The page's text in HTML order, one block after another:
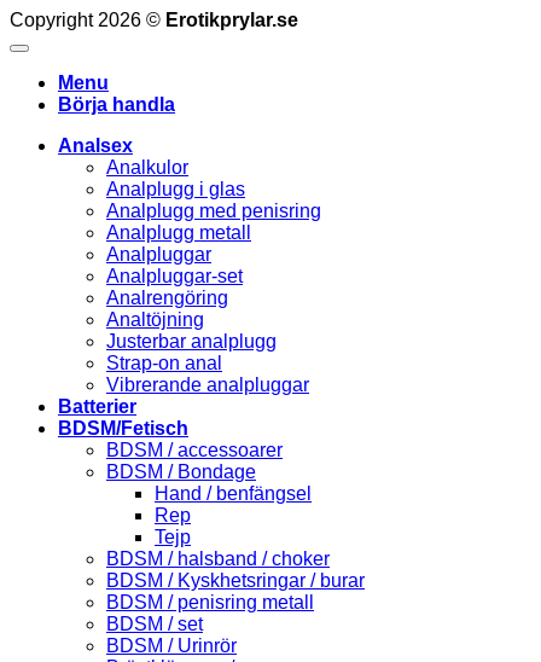
Copyright 2026 © Erotikprylar.se
Menu
Börja handla
Analsex
Analkulor
Analplugg i glas
Analplugg med penisring
Analplugg metall
Analpluggar
Analpluggar-set
Analrengöring
Analtöjning
Justerbar analplugg
Strap-on anal
Vibrerande analpluggar
Batterier
BDSM/Fetisch
BDSM / accessoarer
BDSM / Bondage
Hand / benfängsel
Rep
Tejp
BDSM / halsband / choker
BDSM / Kyskhetsringar / burar
BDSM / penisring metall
BDSM / set
BDSM / Urinrör